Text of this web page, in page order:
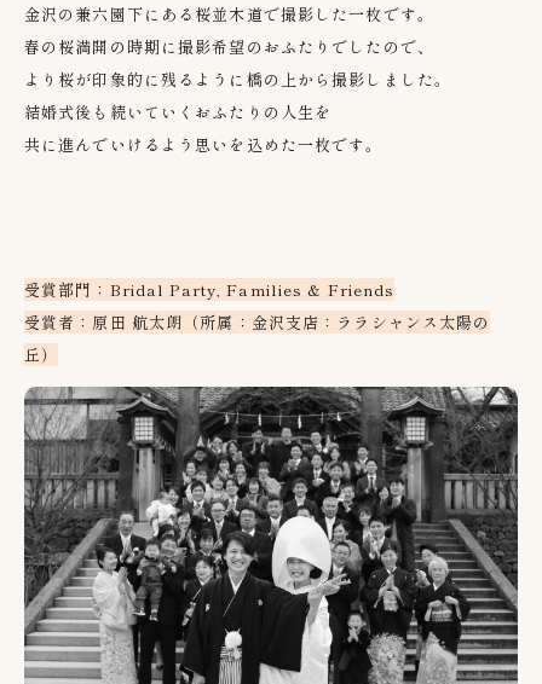
金沢の兼六園下にある桜並木道で撮影した一枚です。
春の桜満開の時期に撮影希望のおふたりでしたので、
より桜が印象的に残るように橋の上から撮影しました。
結婚式後も続いていくおふたりの人生を
共に進んでいけるよう思いを込めた一枚です。
受賞部門：Bridal Party, Families & Friends
受賞者：原田 航太朗（所属：金沢支店：ララシャンス太陽の
丘）